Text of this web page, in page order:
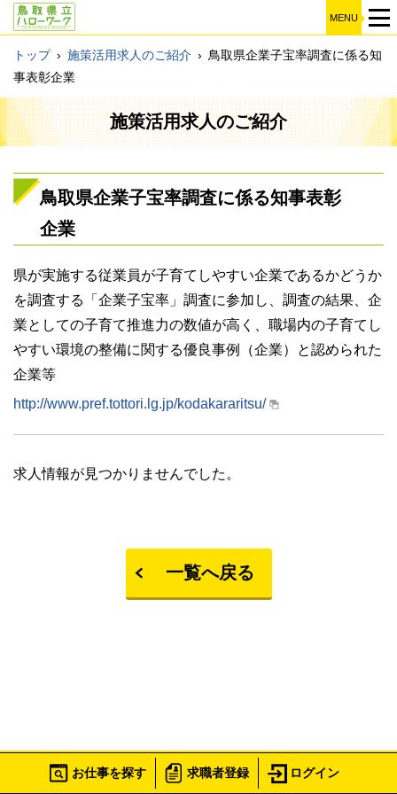
MENU
トップ › 施策活用求人のご紹介 › 鳥取県企業子宝率調査に係る知
事表彰企業
施策活用求人のご紹介
鳥取県企業子宝率調査に係る知事表彰
企業
県が実施する従業員が子育てしやすい企業であるかどうか
を調査する「企業子宝率」調査に参加し、調査の結果、企
業としての子育て推進力の数値が高く、職場内の子育てし
やすい環境の整備に関する優良事例（企業）と認められた
企業等
http://www.pref.tottori.lg.jp/kodakararitsu/
求人情報が見つかりませんでした。
一覧へ戻る
Copyright©2017 鳥取県立ハローワーク
お仕事を探す ログイン
求職者登録